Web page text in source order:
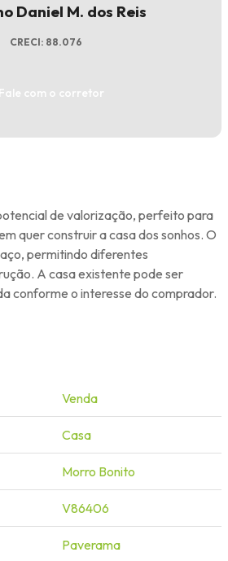
Daniel M. dos Reis
CRECI: 88.076
Fale com o corretor
de valorização, perfeito para
quer construir a casa dos sonhos. O
permitindo diferentes
A casa existente pode ser
conforme o interesse do comprador.
Venda
Casa
Morro Bonito
V86406
Paverama